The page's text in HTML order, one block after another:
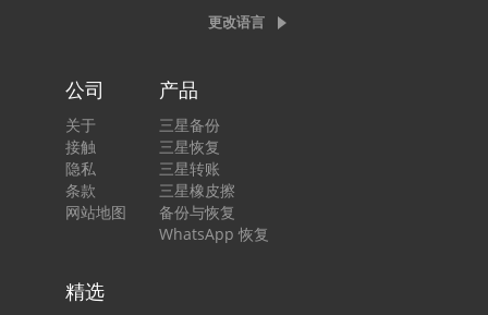
更改语言
公司
关于
接触
隐私
条款
网站地图
产品
三星备份
三星恢复
三星转账
三星橡皮擦
备份与恢复
WhatsApp 恢复
精选